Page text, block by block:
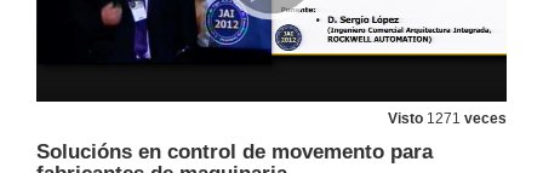
Visto 1271 veces
Solucións en control de movemento para
13 de nov. de 2012
Automation change management: ¿cómo xestionar os backups e as modificacións realizadas nos sistemas de automatización e control (CNC, Robot, HMI, SCADA, PCs)
13 de nov. de 2012